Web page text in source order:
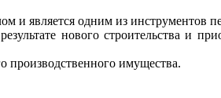
и является одним из инструментов
нового строительства и
производственного имущества.